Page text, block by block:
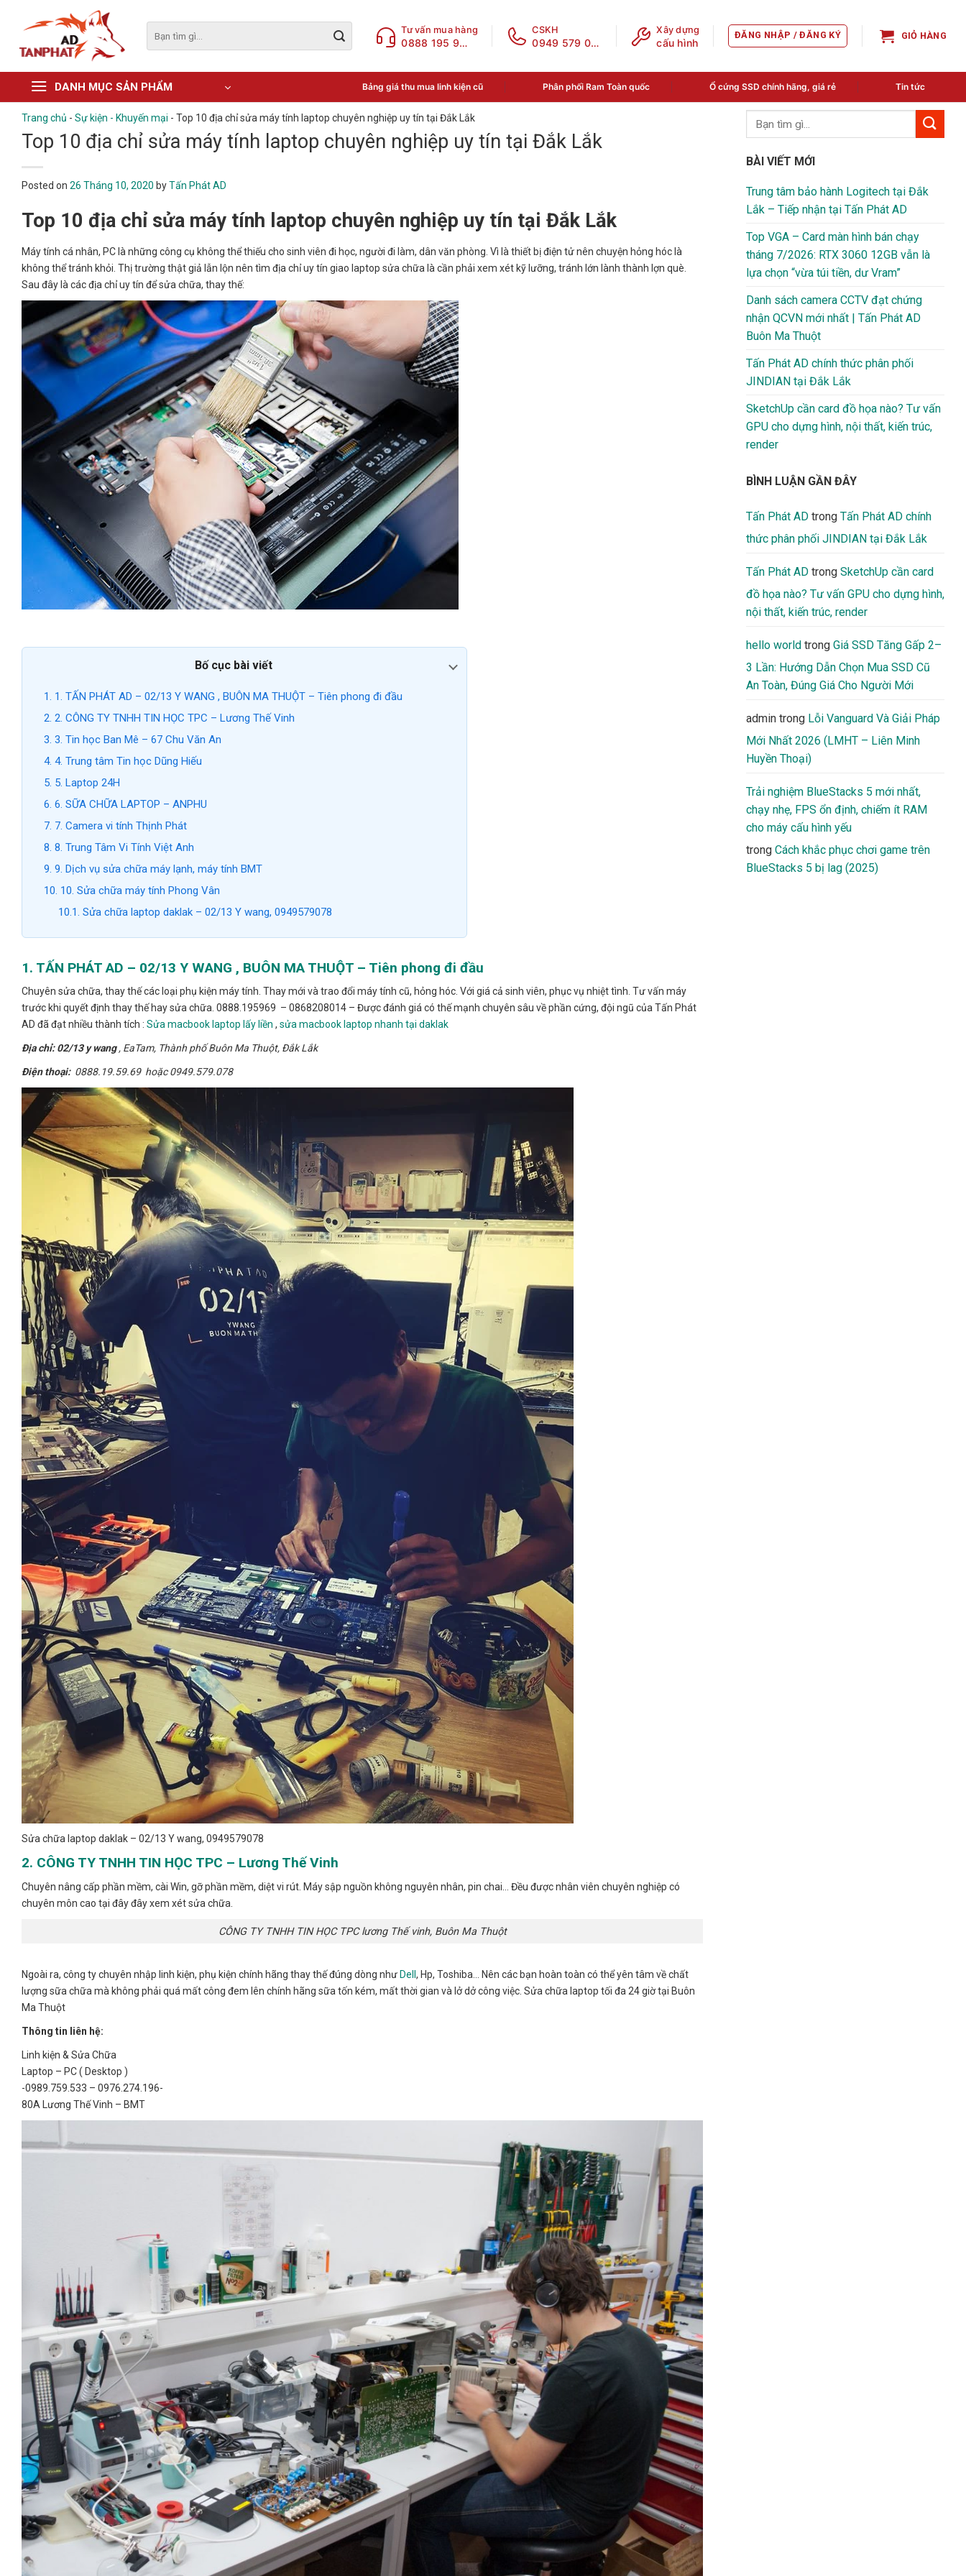
content
kiếm:
Tư vấn mua hàng
0888 195 969
CSKH
0949 579 078
Xây dựng
cấu hình
ĐĂNG NHẬP / ĐĂNG KÝ GIỎ HÀNG
DANH MỤC SẢN PHẨM Bảng giá thu mua linh kiện cũ Phân phối Ram Toàn quốc Ổ cứng SSD chính hãng, giá rẻ Tin tức
Trang chủ - Sự kiện - Khuyến mại - Top 10 địa chỉ sửa máy tính laptop chuyên nghiệp uy tín tại Đắk Lắk
Top 10 địa chỉ sửa máy tính laptop chuyên nghiệp uy tín tại Đắk Lắk
Posted on 26 Tháng 10, 2020 byTấn Phát AD
Top 10 địa chỉ sửa máy tính laptop chuyên nghiệp uy tín tại Đắk Lắk
Máy tính cá nhân, PC là những công cụ không thể thiếu cho sinh viên đi học, người đi làm, dân văn phòng. Vì là thiết bị điện tử nên chuyện hỏng hóc là
không thể tránh khỏi. Thị trường thật giả lẫn lộn nên tìm địa chỉ uy tín giao laptop sửa chữa là cần phải xem xét kỹ lưỡng, tránh lớn lành thành lợn què.
Sau đây là các địa chỉ uy tín để sửa chữa, thay thế:
Bố cục bài viết
1.
1. TẤN PHÁT AD – 02/13 Y WANG , BUÔN MA THUỘT – Tiên phong đi đầu
2. 2. CÔNG TY TNHH TIN HỌC TPC – Lương Thế Vinh
3. 3. Tin học Ban Mê – 67 Chu Văn An
4. 4. Trung tâm Tin học Dũng Hiếu
5. 5. Laptop 24H
6. 6. SỮA CHỮA LAPTOP – ANPHU
7. 7. Camera vi tính Thịnh Phát
8. 8. Trung Tâm Vi Tính Việt Anh
9. 9. Dịch vụ sửa chữa máy lạnh, máy tính BMT
10. 10. Sửa chữa máy tính Phong Vân
10.1. Sửa chữa laptop daklak – 02/13 Y wang, 0949579078
1. TẤN PHÁT AD – 02/13 Y WANG , BUÔN MA THUỘT – Tiên phong đi đầu
Chuyên sửa chữa, thay thế các loại phụ kiện máy tính. Thay mới và trao đổi máy tính cũ, hỏng hóc. Với giá cả sinh viên, phục vụ nhiệt tình. Tư vấn máy
trước khi quyết định thay thế hay sửa chữa. 0888.195969 – 0868208014 – Được đánh giá có thế mạnh chuyên sâu về phần cứng, đội ngũ của Tấn Phát
AD đã đạt nhiều thành tích : Sửa macbook laptop lấy liền , sửa macbook laptop nhanh tại daklak
Địa chỉ: 02/13 y wang, EaTam, Thành phố Buôn Ma Thuột, Đắk Lắk
Điện thoại:0888.19.59.69 hoặc 0949.579.078
Sửa chữa laptop daklak – 02/13 Y wang, 0949579078
2. CÔNG TY TNHH TIN HỌC TPC – Lương Thế Vinh
Chuyên nâng cấp phần mềm, cài Win, gỡ phần mềm, diệt vi rút. Máy sập nguồn không nguyên nhân, pin chai… Đều được nhân viên chuyên nghiệp có
chuyên môn cao tại đây đây xem xét sửa chữa.
CÔNG TY TNHH TIN HỌC TPC lương Thế vinh, Buôn Ma Thuột
Ngoài ra, công ty chuyên nhập linh kiện, phụ kiện chính hãng thay thế đúng dòng như Dell , Hp, Toshiba… Nên các bạn hoàn toàn có thể yên tâm về chất
lượng sữa chữa mà không phải quá mất công đem lên chính hãng sữa tốn kém, mất thời gian và lở dở công việc. Sửa chữa laptop tối đa 24 giờ tại Buôn
Ma Thuột
Thông tin liên hệ:
Linh kiện & Sửa Chữa
Laptop – PC ( Desktop )
-0989.759.533 – 0976.274.196-
80A Lương Thế Vinh – BMT
BÀI VIẾT MỚI
Trung tâm bảo hành Logitech tại Đắk
Lắk – Tiếp nhận tại Tấn Phát AD
Top VGA – Card màn hình bán chạy
tháng 7/2026: RTX 3060 12GB vẫn là
lựa chọn “vừa túi tiền, dư Vram”
Danh sách camera CCTV đạt chứng
nhận QCVN mới nhất | Tấn Phát AD
Buôn Ma Thuột
Tấn Phát AD chính thức phân phối
JINDIAN tại Đắk Lắk
SketchUp cần card đồ họa nào? Tư vấn
GPU cho dựng hình, nội thất, kiến trúc,
render
BÌNH LUẬN GẦN ĐÂY
Tấn Phát AD trong Tấn Phát AD chính
thức phân phối JINDIAN tại Đắk Lắk
Tấn Phát AD trong SketchUp cần card
đồ họa nào? Tư vấn GPU cho dựng hình,
nội thất, kiến trúc, render
hello world trong Giá SSD Tăng Gấp 2–
3 Lần: Hướng Dẫn Chọn Mua SSD Cũ
An Toàn, Đúng Giá Cho Người Mới
admin trong Lỗi Vanguard Và Giải Pháp
Mới Nhất 2026 (LMHT – Liên Minh
Huyền Thoại)
Trải nghiệm BlueStacks 5 mới nhất,
chạy nhẹ, FPS ổn định, chiếm ít RAM
cho máy cấu hình yếu
trong Cách khắc phục chơi game trên
BlueStacks 5 bị lag (2025)